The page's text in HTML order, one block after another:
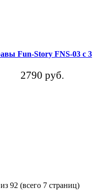
Fun-Story FNS-03 с 3
2790 руб.
92 (всего 7 страниц)